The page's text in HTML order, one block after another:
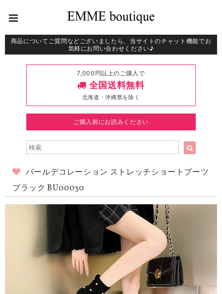
商品についてご質問などございましたら、当サイトのチャット機能でお
気軽にお問い合わせください♪
7,000円以上のご購入で
全国送料無料
北海道・沖縄県を除く
ご購入前にお読みください
パールデコレーション ストレッチショートブーツ
ブラック BU00030